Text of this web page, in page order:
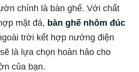
chính là bàn ghế. Với chất
mặt đá, bàn ghế nhôm đúc
trời kết hợp nướng điện
là lựa chọn hoàn hảo cho
của bạn.